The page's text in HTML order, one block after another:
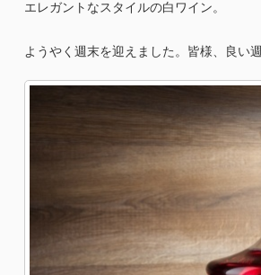
エレガントなスタイルの白ワイン。
ようやく週末を迎えました。皆様、良い